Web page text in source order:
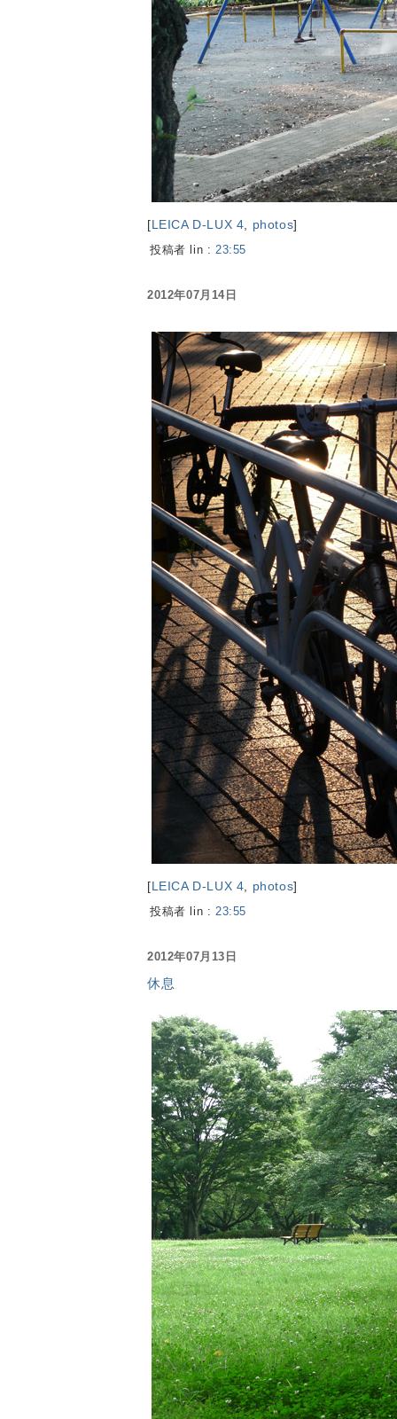
[LEICA D-LUX 4 photos]
投稿者 lin : 23:55
2012年07月14日
[LEICA D-LUX 4 photos]
投稿者 lin : 23:55
2012年07月13日
休息